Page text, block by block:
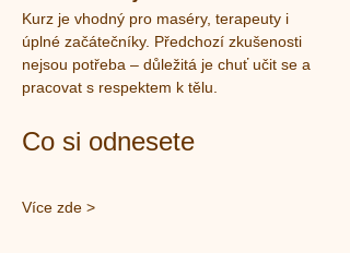
Kurz je vhodný pro maséry, terapeuty i
úplné začátečníky. Předchozí zkušenosti
nejsou potřeba – důležitá je chuť učit se a
pracovat s respektem k tělu.
Co si odnesete
Více zde >